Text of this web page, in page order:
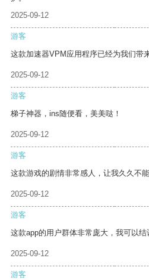
2025-09-12
游客
这款加速器VPM应用程序已经为我们带
2025-09-12
游客
梯子神器，ins随便看，美美哒！
2025-09-12
游客
这款游戏的剧情非常感人，让我久久不能
2025-09-12
游客
这款app的用户群体非常庞大，我可以结
2025-09-12
游客